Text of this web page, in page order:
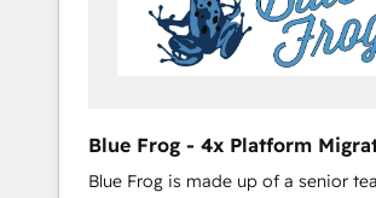
expertise to drive your business
Since 2015 we are fully dedicated to
HubSpot and with an experienced
business services. We prepare a
business case that demonstrates
Blue Frog - 4x Platform
Award Winner
Blue Frog is made up of a senior